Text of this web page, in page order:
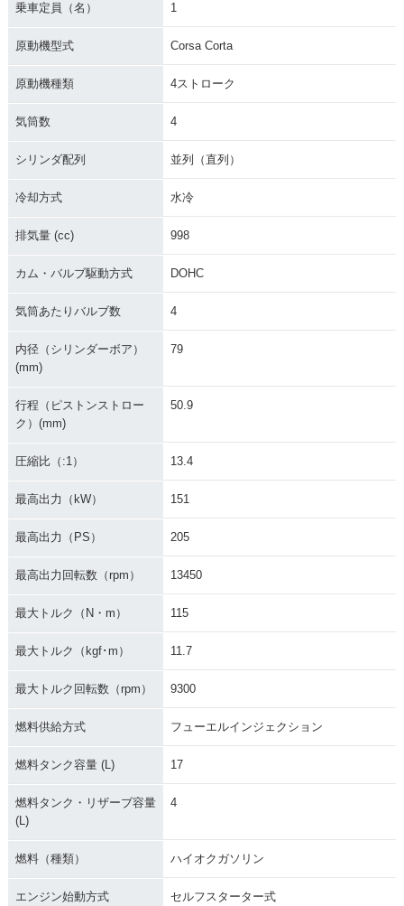
乗車定員（名） 1
原動機型式 Corsa Corta
原動機種類 4ストローク
気筒数 4
シリンダ配列 並列（直列）
冷却方式 水冷
排気量 (cc) 998
カム・バルブ駆動方式 DOHC
気筒あたりバルブ数 4
内径（シリンダーボア）
(mm)
79
行程（ピストンストロー
ク）(mm)
50.9
圧縮比（:1） 13.4
最高出力（kW） 151
最高出力（PS） 205
最高出力回転数（rpm） 13450
最大トルク（N・m） 115
最大トルク（kgf･m） 11.7
最大トルク回転数（rpm） 9300
燃料供給方式 フューエルインジェクション
燃料タンク容量 (L) 17
燃料タンク・リザーブ容量
(L)
4
燃料（種類） ハイオクガソリン
エンジン始動方式 セルフスターター式